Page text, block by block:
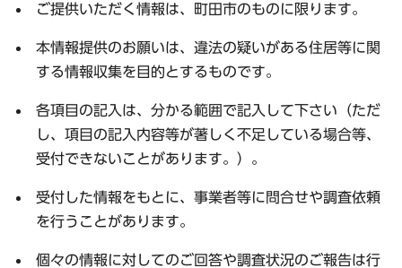
ご提供いただく情報は、町田市のものに限ります。
本情報提供のお願いは、違法の疑いがある住居等に関
する情報収集を目的とするものです。
各項目の記入は、分かる範囲で記入して下さい（ただ
し、項目の記入内容等が著しく不足している場合等、
受付できないことがあります。）。
受付した情報をもとに、事業者等に問合せや調査依頼
を行うことがあります。
個々の情報に対してのご回答や調査状況のご報告は行